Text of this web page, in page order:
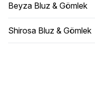
Beyza Bluz & Gömlek
Shirosa Bluz & Gömlek